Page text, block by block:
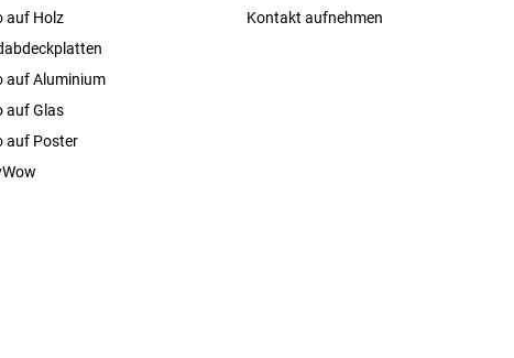
auf Holz
auf Aluminium
auf Glas
auf Poster
Kontakt aufnehmen